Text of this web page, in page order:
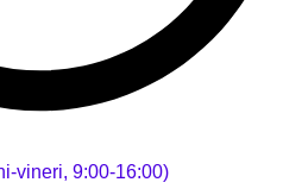
vineri, 9:00-16:00)